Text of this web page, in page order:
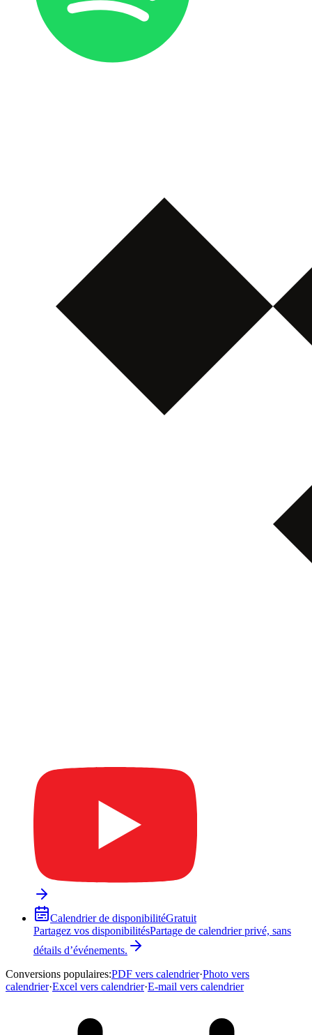
Calendrier de disponibilitéGratuit
Partagez vos disponibilitésPartage de calendrier privé, sans
détails d’événements.
Conversions populaires:PDF vers calendrier·Photo vers
calendrier·Excel vers calendrier·E-mail vers calendrier